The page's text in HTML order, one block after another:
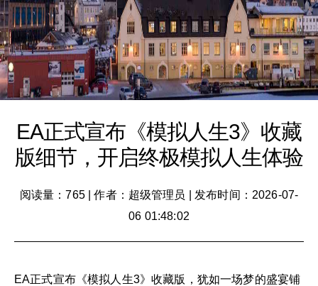
EA正式宣布《模拟人生3》收藏
版细节，开启终极模拟人生体验
阅读量：765|作者：超级管理员
发布时间：2026-07-
06 01:48:02
EA正式宣布《模拟人生3》收藏版，犹如一场梦的盛宴铺